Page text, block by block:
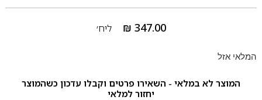
₪ 347.00 ליח׳
המלאי אזל
המוצר לא במלאי - השאירו פרטים וקבלו עדכון כשהמוצר
יחזור למלאי